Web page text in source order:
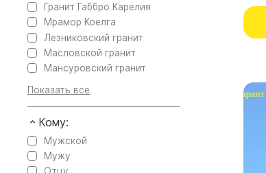
Гранит Габбро Карелия
Мрамор Коелга
Лезниковский гранит
Масловской гранит
Мансуровский гранит
Кому:
Мужской
Мужу